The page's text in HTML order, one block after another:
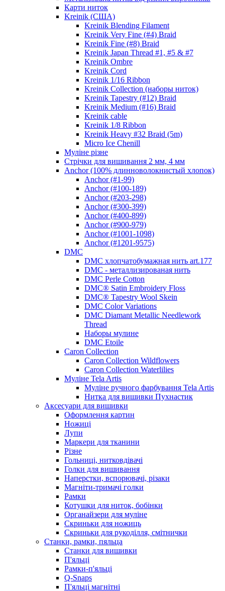
Карти ниток
Kreinik (США)
Kreinik Blending Filament
Kreinik Very Fine (#4) Braid
Kreinik Fine (#8) Braid
Kreinik Japan Thread #1, #5 & #7
Kreinik Ombre
Kreinik Cord
Kreinik 1/16 Ribbon
Kreinik Collection (наборы ниток)
Kreinik Tapestry (#12) Braid
Kreinik Medium (#16) Braid
Kreinik cable
Kreinik 1/8 Ribbon
Kreinik Heavy #32 Braid (5m)
Micro Ice Chenill
Муліне різне
Стрічки для вишивання 2 мм, 4 мм
Anchor (100% длинноволокнистый хлопок)
Anchor (#1-99)
Anchor (#100-189)
Anchor (#203-298)
Anchor (#300-399)
Anchor (#400-899)
Anchor (#900-979)
Anchor (#1001-1098)
Anchor (#1201-9575)
DMC
DMC хлопчатобумажная нить art.177
DMC - металлизированая нить
DMC Perle Cotton
DMC® Satin Embroidery Floss
DMC® Tapestry Wool Skein
DMC Color Variations
DMC Diamant Metallic Needlework
Thread
Наборы мулине
DMC Etoile
Caron Collection
Caron Collection Wildflowers
Caron Collection Waterlilies
Муліне Tela Artis
Муліне ручного фарбування Tela Artis
Нитка для вишивки Пухнастик
Аксесуари для вишивки
Оформлення картин
Ножиці
Лупи
Маркери для тканини
Різне
Гольниці, нитковдівачі
Голки для вишивання
Наперстки, вспорювачі, різаки
Магніти-тримачі голки
Рамки
Котушки для ниток, бобінки
Органайзери для муліне
Скриньки для ножиць
Скриньки для рукоділля, смітнички
Станки, рамки, пяльца
Станки для вишивки
П'яльці
Рамки-п'яльці
Q-Snaps
П'яльці магнітні